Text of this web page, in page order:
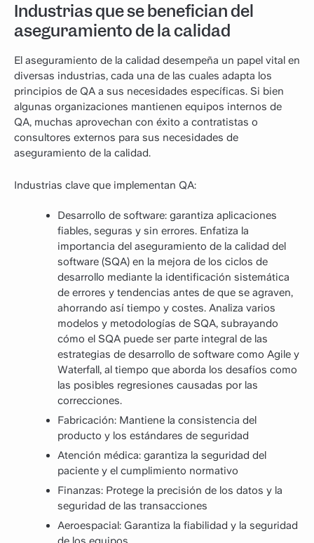
Industrias que se benefician del
aseguramiento de la calidad
El aseguramiento de la calidad desempeña un papel vital en
diversas industrias, cada una de las cuales adapta los
principios de QA a sus necesidades específicas. Si bien
algunas organizaciones mantienen equipos internos de
QA, muchas aprovechan con éxito a contratistas o
consultores externos para sus necesidades de
aseguramiento de la calidad.
Industrias clave que implementan QA:
Desarrollo de software: garantiza aplicaciones
fiables, seguras y sin errores. Enfatiza la
importancia del aseguramiento de la calidad del
software (SQA) en la mejora de los ciclos de
desarrollo mediante la identificación sistemática
de errores y tendencias antes de que se agraven,
ahorrando así tiempo y costes. Analiza varios
modelos y metodologías de SQA, subrayando
cómo el SQA puede ser parte integral de las
estrategias de desarrollo de software como Agile y
Waterfall, al tiempo que aborda los desafíos como
las posibles regresiones causadas por las
correcciones.
Fabricación: Mantiene la consistencia del
producto y los estándares de seguridad
Atención médica: garantiza la seguridad del
paciente y el cumplimiento normativo
Finanzas: Protege la precisión de los datos y la
seguridad de las transacciones
Aeroespacial: Garantiza la fiabilidad y la seguridad